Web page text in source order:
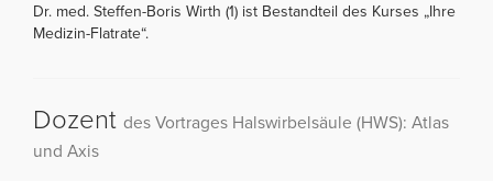
Dr. med. Steffen-Boris Wirth (1) ist Bestandteil des Kurses „Ihre
Medizin-Flatrate“.
Dozent des Vortrages Halswirbelsäule (HWS): Atlas
und Axis